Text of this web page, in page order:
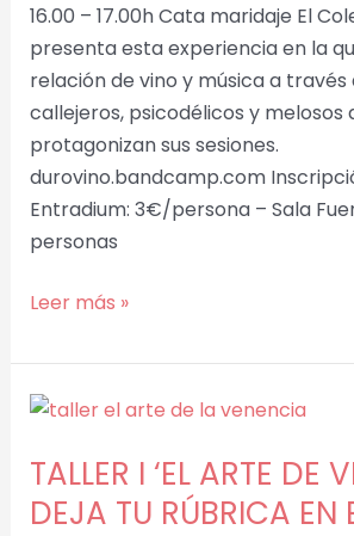
16.00 – 17.00h Cata maridaje El
presenta esta experiencia en la
relación de vino y música a través
callejeros, psicodélicos y melosos
protagonizan sus sesiones.
durovino.bandcamp.com
Entradium: 3€/persona – Sala
personas
Leer más »
TALLER I ‘EL ARTE DE
DEJA TU RÚBRICA EN
TALLER
‘EL
ARTE